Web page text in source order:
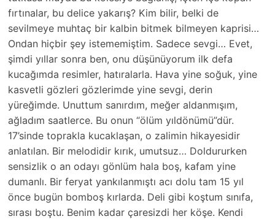
fırtınalar, bu delice yakarış? Kim bilir, belki de
sevilmeye muhtaç bir kalbin bitmek bilmeyen kaprisi…
Ondan hiçbir şey istememiştim. Sadece sevgi… Evet,
şimdi yıllar sonra ben, onu düşünüyorum ilk defa
kucağımda resimler, hatıralarla. Hava yine soğuk, yine
kasvetli gözleri gözlerimde yine sevgi, derin
yüreğimde. Unuttum sanırdım, meğer aldanmışım,
ağladım saatlerce. Bu onun “ölüm yıldönümü”dür.
17’sinde toprakla kucaklaşan, o zalimin hikayesidir
anlatılan. Bir melodidir kırık, umutsuz… Doldururken
sensizlik o an odayı gönlüm hala boş, kafam yine
dumanlı. Bir feryat yankılanmıştı acı dolu tam 15 yıl
önce bugün bomboş kırlarda. Deli gibi koştum sınıfa,
sırası boştu. Benim kadar çaresizdi her köşe. Kendi